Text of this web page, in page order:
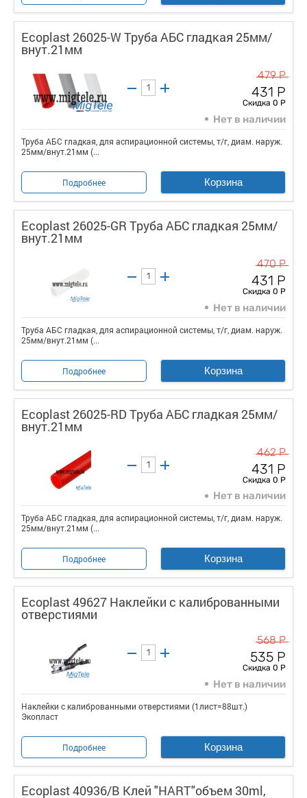
Ecoplast 26025-W Труба АБС гладкая 25мм/
внут.21мм
479 Р
431 Р
Скидка 0 Р
Нет в наличии
Труба АБС гладкая, для аспирационной системы, т/г, диам. наруж.
25мм/внут.21мм (...
Подробнее Корзина
Ecoplast 26025-GR Труба АБС гладкая 25мм/
внут.21мм
470 Р
431 Р
Скидка 0 Р
Нет в наличии
Труба АБС гладкая, для аспирационной системы, т/г, диам. наруж.
25мм/внут.21мм (...
Подробнее Корзина
Ecoplast 26025-RD Труба АБС гладкая 25мм/
внут.21мм
462 Р
431 Р
Скидка 0 Р
Нет в наличии
Труба АБС гладкая, для аспирационной системы, т/г, диам. наруж.
25мм/внут.21мм (...
Подробнее Корзина
Ecoplast 49627 Наклейки с калиброванными
отверстиями
568 Р
535 Р
Скидка 0 Р
Нет в наличии
Наклейки с калиброванными отверстиями (1лист=88шт.)
Экопласт
Подробнее Корзина
Ecoplast 40936/B Клей "HART"объем 30ml,